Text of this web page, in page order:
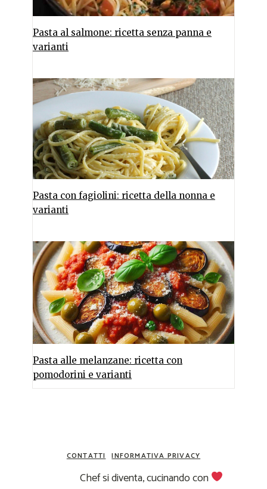
Pasta al salmone: ricetta senza panna e
varianti
Pasta con fagiolini: ricetta della nonna e
varianti
Pasta alle melanzane: ricetta con
pomodorini e varianti
CONTATTI INFORMATIVA PRIVACY
Chef si diventa, cucinando con